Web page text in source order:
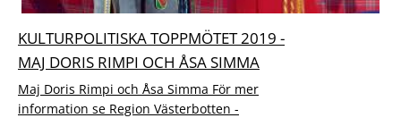
KULTURPOLITISKA TOPPMÖTET 2019 -
MAJ DORIS RIMPI OCH ÅSA SIMMA
Maj Doris Rimpi och Åsa Simma För mer
information se Region Västerbotten -